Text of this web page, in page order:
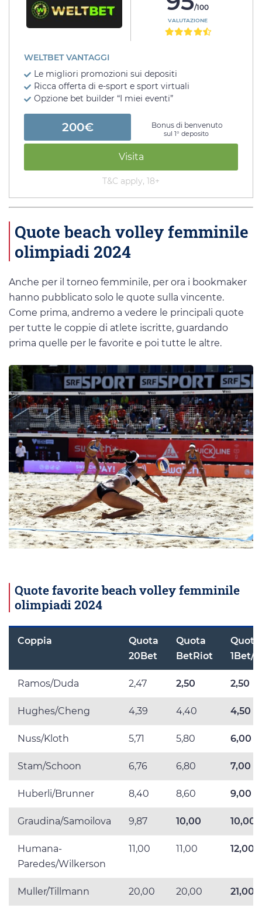
/100
VALUTAZIONE
WELTBET VANTAGGI
Le migliori promozioni sui depositi
Ricca offerta di e-sport e sport virtuali
Opzione bet builder “I miei eventi”
200€ Bonus di benvenuto
sul 1° deposito
Visita
T&C apply, 18+
Quote beach volley femminile
olimpiadi 2024
Anche per il torneo femminile, per ora i bookmaker
hanno pubblicato solo le quote sulla vincente.
Come prima, andremo a vedere le principali quote
per tutte le coppie di atlete iscritte, guardando
prima quelle per le favorite e poi tutte le altre.
Quote favorite beach volley femminile
olimpiadi 2024
Coppia
Quota
20Bet
Quota
BetRiot
Quota
1Bet/
Ramos/Duda 2,47 2,50 2,50
Hughes/Cheng 4,39 4,40 4,50
Nuss/Kloth 5,71 5,80 6,00
Stam/Schoon 6,76 6,80 7,00
Huberli/Brunner 8,40 8,60 9,00
Graudina/Samoilova 9,87 10,00 10,00
Humana-
Paredes/Wilkerson
11,00 11,00 12,00
Muller/Tillmann 20,00 20,00 21,00